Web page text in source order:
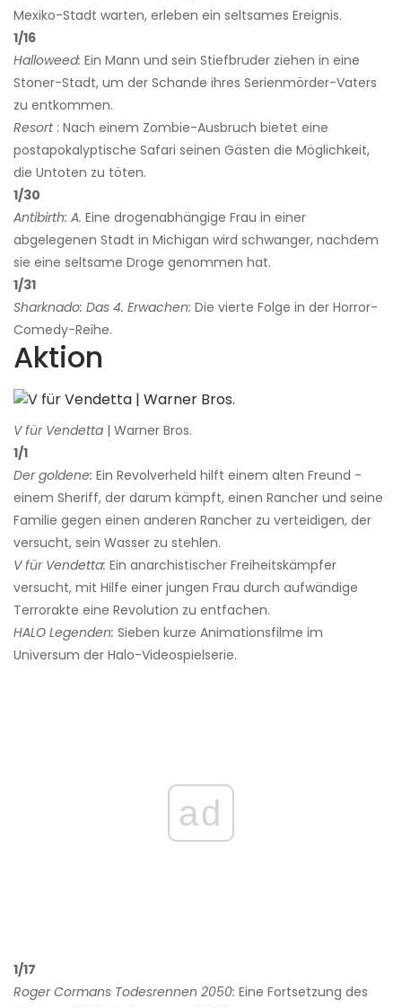
Mexiko-Stadt warten, erleben ein seltsames Ereignis.
1/16
Halloweed: Ein Mann und sein Stiefbruder ziehen in eine
Stoner-Stadt, um der Schande ihres Serienmörder-Vaters
zu entkommen.
Resort: Nach einem Zombie-Ausbruch bietet eine
postapokalyptische Safari seinen Gästen die Möglichkeit,
die Untoten zu töten.
1/30
Antibirth: A. Eine drogenabhängige Frau in einer
abgelegenen Stadt in Michigan wird schwanger, nachdem
sie eine seltsame Droge genommen hat.
1/31
Sharknado: Das 4. Erwachen: Die vierte Folge in der Horror-
Comedy-Reihe.
Aktion
V für Vendetta | Warner Bros.
1/1
Der goldene: Ein Revolverheld hilft einem alten Freund -
einem Sheriff, der darum kämpft, einen Rancher und seine
Familie gegen einen anderen Rancher zu verteidigen, der
versucht, sein Wasser zu stehlen.
V für Vendetta: Ein anarchistischer Freiheitskämpfer
versucht, mit Hilfe einer jungen Frau durch aufwändige
Terrorakte eine Revolution zu entfachen.
HALO Legenden: Sieben kurze Animationsfilme im
Universum der Halo-Videospielserie.
ad
1/17
Roger Cormans Todesrennen 2050: Eine Fortsetzung des